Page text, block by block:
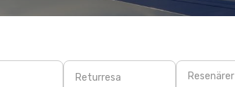
Returresa Resenärer